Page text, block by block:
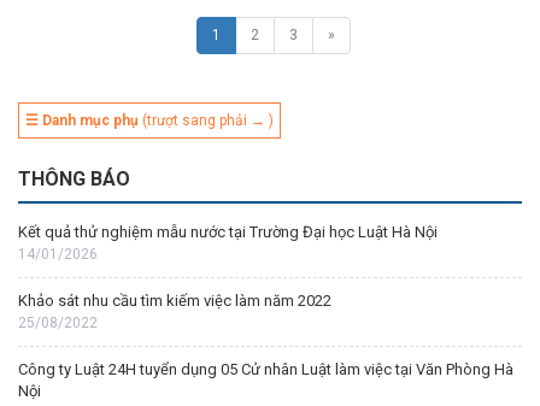
1 2 3 »
☰ Danh mục phụ (trượt sang phải → )
THÔNG BÁO
Kết quả thử nghiệm mẫu nước tại Trường Đại học Luật Hà Nội
14/01/2026
Khảo sát nhu cầu tìm kiếm việc làm năm 2022
25/08/2022
Công ty Luật 24H tuyển dụng 05 Cử nhân Luật làm việc tại Văn Phòng Hà
Nội